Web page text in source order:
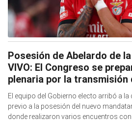
Posesión de Abelardo de
VIVO: El Congreso se
plenaria por la transmisión
El equipo del Gobierno electo arribó a
previo a la posesión del nuevo
donde realizaron varios encuentros